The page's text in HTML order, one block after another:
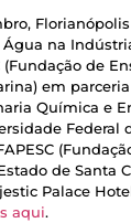
na
de
em
Química e
Federal
de Santa
Palace
aqui.